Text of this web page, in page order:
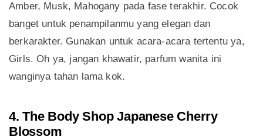
Amber, Musk, Mahogany pada fase terakhir. Cocok
banget untuk penampilanmu yang elegan dan
berkarakter. Gunakan untuk acara-acara tertentu ya,
Girls. Oh ya, jangan khawatir, parfum wanita ini
wanginya tahan lama kok.
4. The Body Shop Japanese Cherry
Blossom